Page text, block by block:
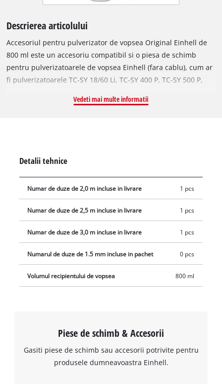
Descrierea articolului
Accesoriul pentru pulverizator de vopsea Original Einhell de
800 ml este un accesoriu compatibil si o piesa de schimb
pentru pulverizatoarele de vopsea Einhell (fara cablu), cum ar
fi pulverizatoarele TC-SY 18/60 Li, TC-SY 400 P, TC-SY 500 P,
inclus in setul de accesorii se monteaza usor si rapid pe
duze si o perie de curatare sunt incluse pentru curatarea
usoara a tuturor partilor care vin in contact cu vopseaua.
Vedeti mai multe informatii
Detalii tehnice
Numar de duze de 2,0 m incluse in livrare 1 pcs
Numar de duze de 2,5 m incluse in livrare 1 pcs
Numar de duze de 3,0 m incluse in livrare 1 pcs
Numarul de duze de 1.5 mm incluse in pachet 0 pcs
Volumul recipientului de vopsea 800 ml
Piese de schimb & Accesorii
Gasiti piese de schimb sau accesorii potrivite pentru
produsele dumneavoastra Einhell.